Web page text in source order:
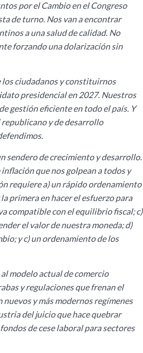
por el Cambio en el Congreso
de turno. Nos van a encontrar
a una salud de calidad. No
forzando una dolarización sin
los ciudadanos y constituirnos
presidencial en 2027. Nuestros
gestión eficiente en todo el país. Y
y de desarrollo
sendero de crecimiento y desarrollo.
que nos golpean a todos y
requiere a) un rápido ordenamiento
primera en hacer el esfuerzo para
compatible con el equilibrio fiscal; c)
el valor de nuestra moneda; d)
y c) un ordenamiento de los
modelo actual de comercio
y regulaciones que frenan el
y más modernos regímenes
del juicio que hace quebrar
de cese laboral para sectores